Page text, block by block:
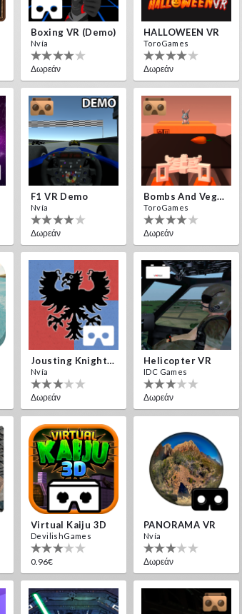
Boxing VR (Demo)
Nvía
Δωρεάν
HALLOWEEN VR
ToroGames
Δωρεάν
F1 VR Demo
Nvía
Δωρεάν
Bombs And Veggies
ToroGames
Δωρεάν
Jousting Knights VR
Nvía
Δωρεάν
Helicopter VR
IDC Games
Δωρεάν
Virtual Kaiju 3D
DevilishGames
0.96€
PANORAMA VR
Nvía
Δωρεάν